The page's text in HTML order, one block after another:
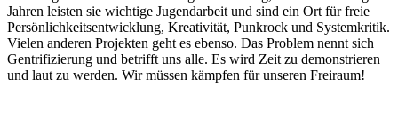
Jahren leisten sie wichtige Jugendarbeit und sind ein Ort für freie
Persönlichkeitsentwicklung, Kreativität, Punkrock und Systemkritik.
Vielen anderen Projekten geht es ebenso. Das Problem nennt sich
Gentrifizierung und betrifft uns alle. Es wird Zeit zu demonstrieren
und laut zu werden. Wir müssen kämpfen für unseren Freiraum!